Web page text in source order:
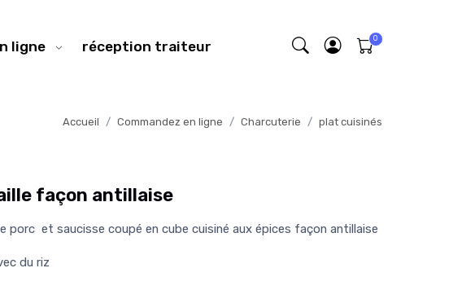
ligne réception traiteur
Accueil Commandez en ligne Charcuterie plat cuisinés
façon antillaise
porc et saucisse coupé en cube cuisiné aux épices façon antillaise
du riz